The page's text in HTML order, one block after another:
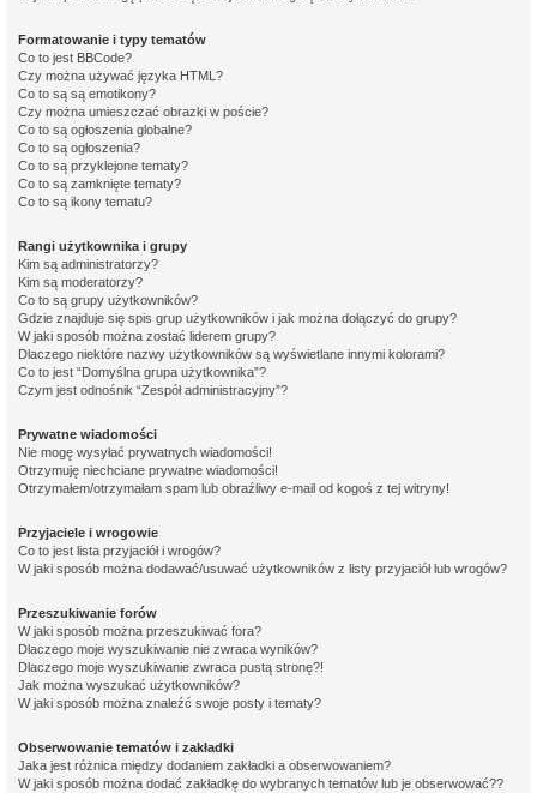
Formatowanie i typy tematów
Co to jest BBCode?
Czy można używać języka HTML?
Co to są są emotikony?
Czy można umieszczać obrazki w poście?
Co to są ogłoszenia globalne?
Co to są ogłoszenia?
Co to są przyklejone tematy?
Co to są zamknięte tematy?
Co to są ikony tematu?
Rangi użytkownika i grupy
Kim są administratorzy?
Kim są moderatorzy?
Co to są grupy użytkowników?
Gdzie znajduje się spis grup użytkowników i jak można dołączyć do grupy?
W jaki sposób można zostać liderem grupy?
Dlaczego niektóre nazwy użytkowników są wyświetlane innymi kolorami?
Co to jest “Domyślna grupa użytkownika”?
Czym jest odnośnik “Zespół administracyjny”?
Prywatne wiadomości
Nie mogę wysyłać prywatnych wiadomości!
Otrzymuję niechciane prywatne wiadomości!
Otrzymałem/otrzymałam spam lub obraźliwy e-mail od kogoś z tej witryny!
Przyjaciele i wrogowie
Co to jest lista przyjaciół i wrogów?
W jaki sposób można dodawać/usuwać użytkowników z listy przyjaciół lub wrogów?
Przeszukiwanie forów
W jaki sposób można przeszukiwać fora?
Dlaczego moje wyszukiwanie nie zwraca wyników?
Dlaczego moje wyszukiwanie zwraca pustą stronę?!
Jak można wyszukać użytkowników?
W jaki sposób można znaleźć swoje posty i tematy?
Obserwowanie tematów i zakładki
Jaka jest różnica między dodaniem zakładki a obserwowaniem?
W jaki sposób można dodać zakładkę do wybranych tematów lub je obserwować??